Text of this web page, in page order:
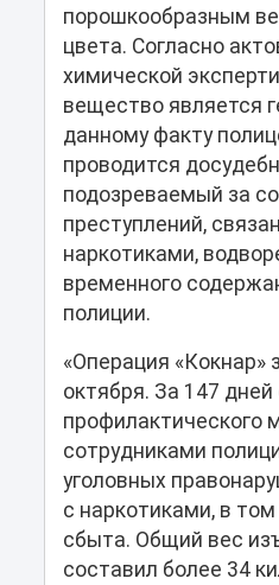
порошкообразным
цвета. Согласно
химической
вещество является
данному факту
проводится
подозреваемый за
преступлений,
наркотиками,
временного
полиции.
«Операция «Кокнар»
октября. За 147
профилактического
сотрудниками
уголовных
с наркотиками, в
сбыта. Общий вес
составил более 34